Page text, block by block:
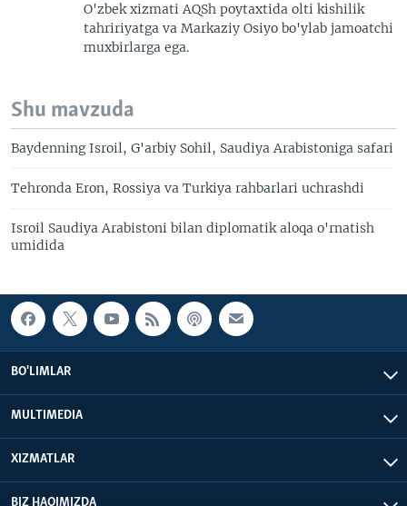
O'zbek xizmati AQSh poytaxtida olti kishilik
tahririyatga va Markaziy Osiyo bo'ylab jamoatchi
muxbirlarga ega.
Shu mavzuda
Baydenning Isroil, G'arbiy Sohil, Saudiya Arabistoniga safari
Tehronda Eron, Rossiya va Turkiya rahbarlari uchrashdi
Isroil Saudiya Arabistoni bilan diplomatik aloqa o'rnatish
umidida
BO'LIMLAR
MULTIMEDIA
XIZMATLAR
BIZ HAQIMIZDA